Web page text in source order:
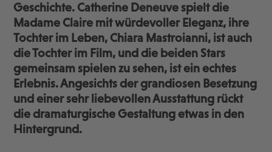
Geschichte. Catherine Deneuve spielt die
Madame Claire mit würdevoller Eleganz, ihre
Tochter im Leben, Chiara Mastroianni, ist auch
die Tochter im Film, und die beiden Stars
gemeinsam spielen zu sehen, ist ein echtes
Erlebnis. Angesichts der grandiosen Besetzung
und einer sehr liebevollen Ausstattung rückt
die dramaturgische Gestaltung etwas in den
Hintergrund.